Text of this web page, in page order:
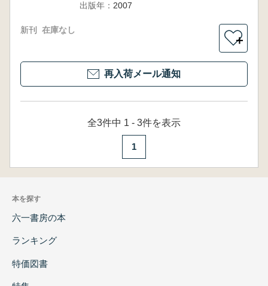
出版年： 2007
新刊 在庫なし
＋
再入荷メール通知
全3件中 1 - 3件を表示
1
本を探す
六一書房の本
ランキング
特価図書